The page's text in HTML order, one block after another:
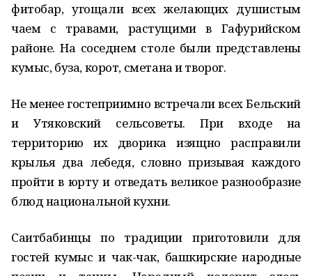
фитобар, угощали всех желающих душистым
чаем с травами, растущими в Гафурийском
районе. На соседнем столе были представлены
кумыс, буза, корот, сметана и творог.
Не менее гостеприимно встречали всех Бельский
и Утяковский сельсоветы. При входе на
территорию их дворика изящно расправили
крылья два лебедя, словно призывая каждого
пройти в юрту и отведать великое разнообразие
блюд национальной кухни.
Саитбабинцы по традиции приготовили для
гостей кумыс и чак-чак, башкирские народные